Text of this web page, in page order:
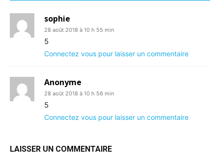
sophie
28 août 2018 à 10 h 55 min
5
Connectez vous pour laisser un commentaire
Anonyme
28 août 2018 à 10 h 56 min
5
Connectez vous pour laisser un commentaire
LAISSER UN COMMENTAIRE